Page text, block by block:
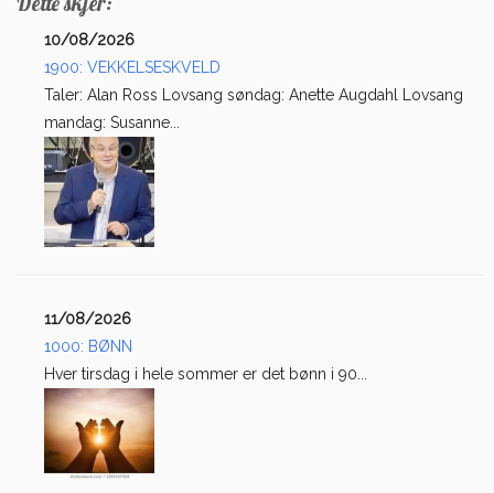
10/08/2026
1900: VEKKELSESKVELD
Taler: Alan Ross Lovsang søndag: Anette Augdahl Lovsang
mandag: Susanne...
11/08/2026
1000: BØNN
Hver tirsdag i hele sommer er det bønn i 90...